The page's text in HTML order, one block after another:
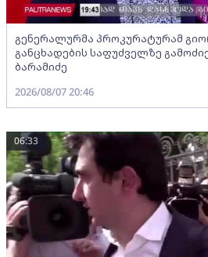
გენერალურმა პროკურატურამ
განცხადების საფუძველზე
ბარამიძე
2026/08/07 20:46
06:33